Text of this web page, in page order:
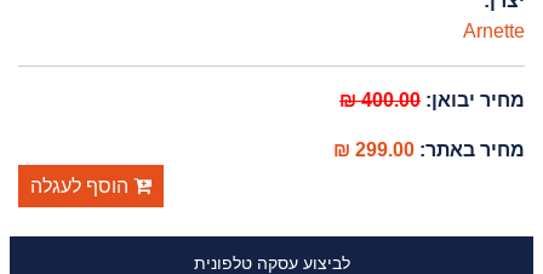
Arnette
מחיר יבואן:400.00 ₪
מחיר באתר:299.00 ₪
הוסף לעגלה
לביצוע עסקה טלפונית